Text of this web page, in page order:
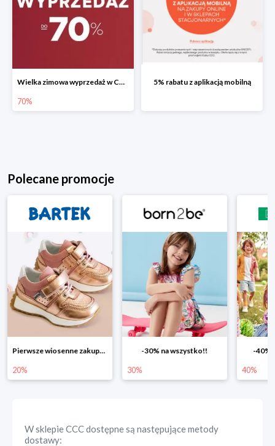
Wielka zimowa wyprzedaż w CCC do -70%
70%
5% rabatu z aplikacją mobilną
Polecane promocje
-30% na wszystko!!
30%
-40% na drugą sztukę
40% 25%
W sklepieCCCdostępne są następujące metody
dostawy: